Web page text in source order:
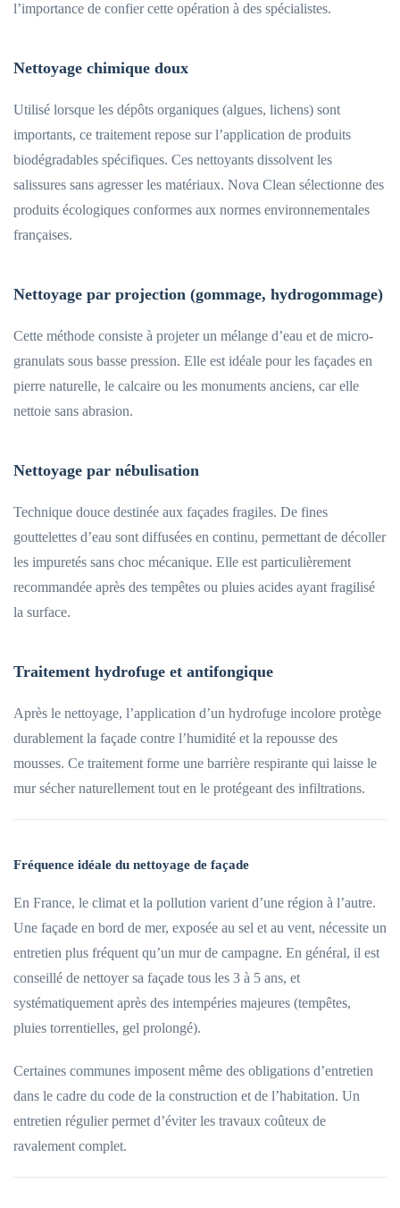
l’importance de confier cette opération à des spécialistes.
Nettoyage chimique doux
Utilisé lorsque les dépôts organiques (algues, lichens) sont
importants, ce traitement repose sur l’application de produits
biodégradables spécifiques. Ces nettoyants dissolvent les
salissures sans agresser les matériaux. Nova Clean sélectionne des
produits écologiques conformes aux normes environnementales
françaises.
Nettoyage par projection (gommage, hydrogommage)
Cette méthode consiste à projeter un mélange d’eau et de micro-
granulats sous basse pression. Elle est idéale pour les façades en
pierre naturelle, le calcaire ou les monuments anciens, car elle
nettoie sans abrasion.
Nettoyage par nébulisation
Technique douce destinée aux façades fragiles. De fines
gouttelettes d’eau sont diffusées en continu, permettant de décoller
les impuretés sans choc mécanique. Elle est particulièrement
recommandée après des tempêtes ou pluies acides ayant fragilisé
la surface.
Traitement hydrofuge et antifongique
Après le nettoyage, l’application d’un hydrofuge incolore protège
durablement la façade contre l’humidité et la repousse des
mousses. Ce traitement forme une barrière respirante qui laisse le
mur sécher naturellement tout en le protégeant des infiltrations.
Fréquence idéale du nettoyage de façade
En France, le climat et la pollution varient d’une région à l’autre.
Une façade en bord de mer, exposée au sel et au vent, nécessite un
entretien plus fréquent qu’un mur de campagne. En général, il est
conseillé de nettoyer sa façade tous les 3 à 5 ans, et
systématiquement après des intempéries majeures (tempêtes,
pluies torrentielles, gel prolongé).
Certaines communes imposent même des obligations d’entretien
dans le cadre du code de la construction et de l’habitation. Un
entretien régulier permet d’éviter les travaux coûteux de
ravalement complet.